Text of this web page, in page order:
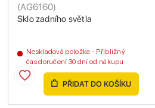
Sklo zadního světla
(AG6160)
Neskladová položka - Přibližný
čas doručení 30 dní od nákupu
PŘIDAT DO KOŠÍKU